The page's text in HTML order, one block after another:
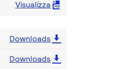
Visualizza
Downloads
Downloads